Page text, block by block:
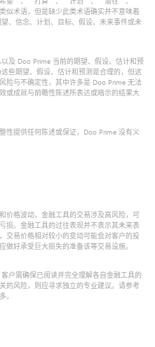
似术语，但是缺少此类术语确实并不意味着
、信念、计划、目标、假设、未来事件或未
及 Doo Prime 当前的期望、假设、估计和预
些期望、假设、估计和预测是合理的，但这
险与不确定性，其中许多是 Doo Prime 无法
或成就与前瞻性陈述所表达或暗示的结果大
性提供任何陈述或保证，Doo Prime 没有义
价格波动，金融工具的交易涉及高风险，可
损。金融工具的过往表现并不表示其未来表
交易价格相对较小的变动可能会对客户的投
做好承受巨大损失的准备该等交易设施。
户需确保已阅读并完全理解各自金融工具的
的风险，则应寻求独立的专业建议。请参考
。